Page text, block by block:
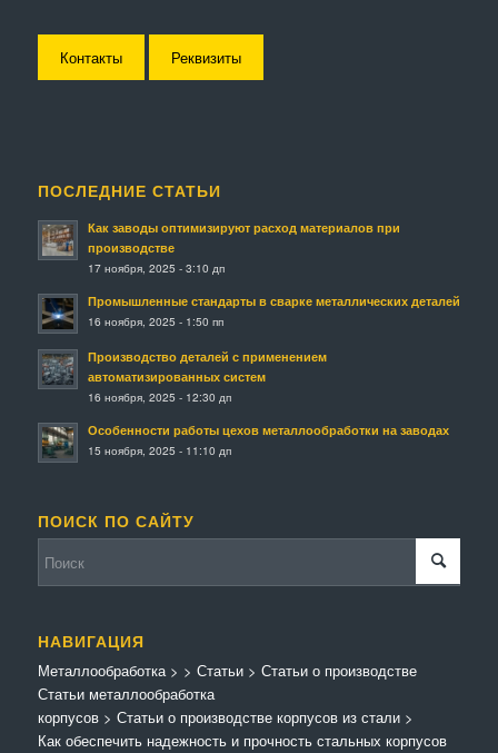
Контакты Реквизиты
ПОСЛЕДНИЕ СТАТЬИ
Как заводы оптимизируют расход материалов при
производстве
17 ноября, 2025 - 3:10 дп
Промышленные стандарты в сварке металлических деталей
16 ноября, 2025 - 1:50 пп
Производство деталей с применением
автоматизированных систем
16 ноября, 2025 - 12:30 дп
Особенности работы цехов металлообработки на заводах
15 ноября, 2025 - 11:10 дп
ПОИСК ПО САЙТУ
НАВИГАЦИЯ
Металлообработка>
Статьи металлообработка
> Статьи> Статьи о производстве
корпусов> Статьи о производстве корпусов из стали>
Как обеспечить надежность и прочность стальных корпусов